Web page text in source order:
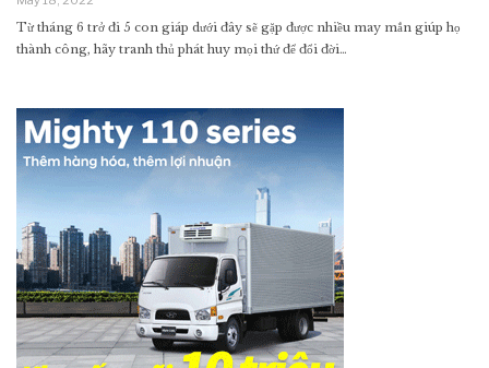
Từ tháng 6 trở đi 5 con giáp dưới đây sẽ gặp được nhiều may mắn giúp họ
thành công, hãy tranh thủ phát huy mọi thứ để đổi đời…